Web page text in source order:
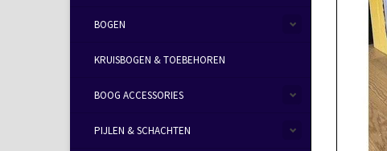
BOGEN
KRUISBOGEN & TOEBEHOREN
BOOG ACCESSORIES
PIJLEN & SCHACHTEN